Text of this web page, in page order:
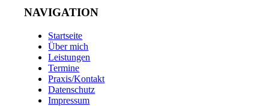
NAVIGATION
Startseite
Über mich
Leistungen
Termine
Praxis/Kontakt
Datenschutz
Impressum